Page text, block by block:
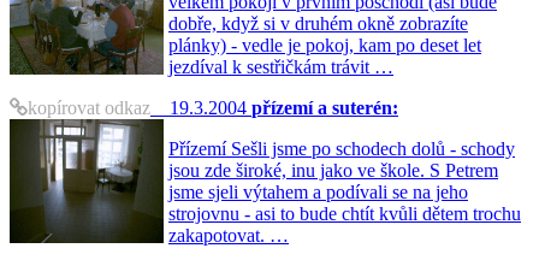
dobře, když si v druhém okně zobrazíte
plánky) - vedle je pokoj, kam po deset let
jezdíval k sestřičkám trávit …
kopírovat odkaz 19.3.2004 přízemí a suterén:
Přízemí Sešli jsme po schodech dolů - schody
jsou zde široké, inu jako ve škole. S Petrem
jsme sjeli výtahem a podívali se na jeho
strojovnu - asi to bude chtít kvůli dětem trochu
zakapotovat. …